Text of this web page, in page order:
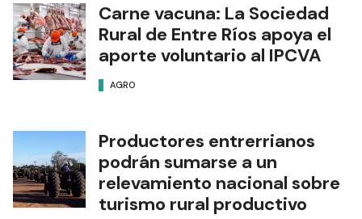
Carne vacuna: La Sociedad
Rural de Entre Ríos apoya el
aporte voluntario al IPCVA
AGRO
Productores entrerrianos
podrán sumarse a un
relevamiento nacional sobre
turismo rural productivo